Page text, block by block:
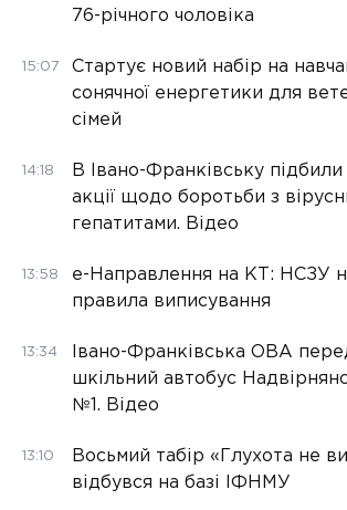
76-річного чоловіка
15:07
Стартує новий набір на
сонячної енергетики для
сімей
14:18
В Івано-Франківську підбили
акції щодо боротьби з
гепатитами. Відео
13:58
е-Направлення на КТ: НСЗУ
правила виписування
13:34
Івано-Франківська ОВА
шкільний автобус
№1. Відео
13:10
Восьмий табір «Глухота не
відбувся на базі ІФНМУ